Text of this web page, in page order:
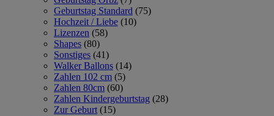
Geburtstag Standard (75)
Hochzeit / Liebe (10)
Lizenzen (58)
Shapes (80)
Sonstiges (41)
Walker Ballons (14)
Zahlen 102 cm (5)
Zahlen 80cm (60)
Zahlen Kindergeburtstag (28)
Zur Geburt (15)